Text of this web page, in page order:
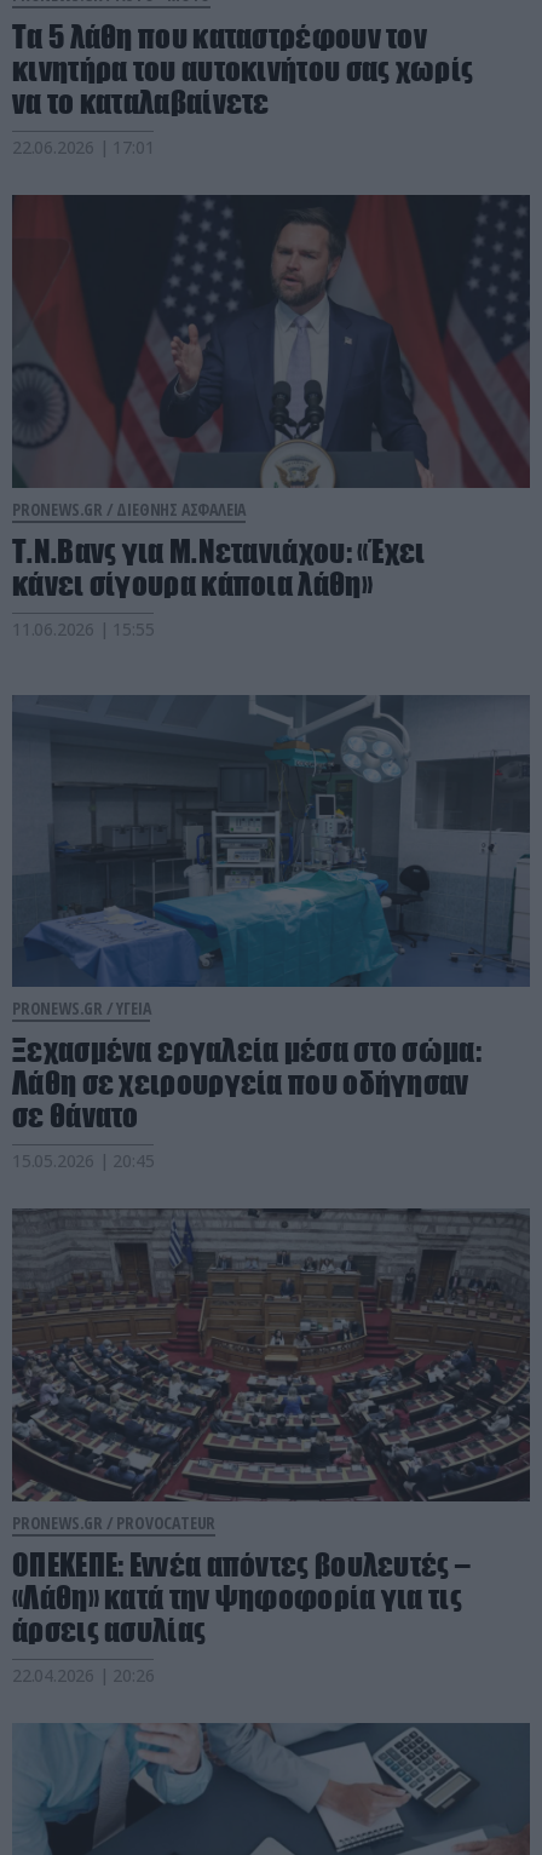
Τα 5 λάθη που καταστρέφουν τον
κινητήρα του αυτοκινήτου σας χωρίς
να το καταλαβαίνετε
22.06.2026 | 17:01
PRONEWS.GR / ΔΙΕΘΝΗΣ ΑΣΦΑΛΕΙΑ
Τ.Ν.Βανς για Μ.Νετανιάχου: «Έχει
κάνει σίγουρα κάποια λάθη»
11.06.2026 | 15:55
PRONEWS.GR /ΥΓΕΙΑ
Ξεχασμένα εργαλεία μέσα στο σώμα:
Λάθη σε χειρουργεία που οδήγησαν
σε θάνατο
15.05.2026 | 20:45
PRONEWS.GR / PROVOCATEUR
ΟΠΕΚΕΠΕ: Εννέα απόντες βουλευτές –
«Λάθη» κατά την ψηφοφορία για τις
άρσεις ασυλίας
22.04.2026 | 20:26